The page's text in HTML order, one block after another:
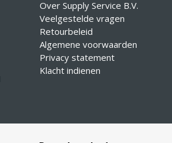
Over Supply Service B.V.
Veelgestelde vragen
Retourbeleid
Algemene voorwaarden
Privacy statement
Klacht indienen